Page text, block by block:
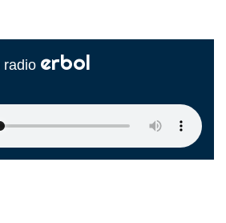
radio erbol